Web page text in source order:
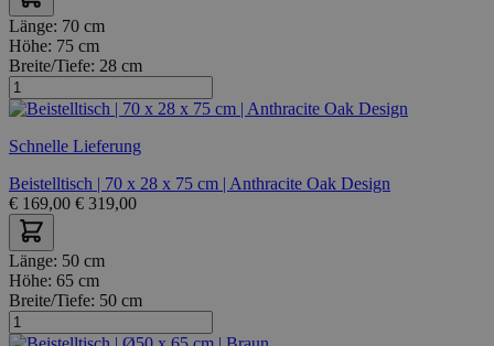
Länge: 70 cm
Höhe: 75 cm
Breite/Tiefe: 28 cm
Schnelle Lieferung
Beistelltisch | 70 x 28 x 75 cm | Anthracite Oak Design
€ 169,00 € 319,00
Länge: 50 cm
Höhe: 65 cm
Breite/Tiefe: 50 cm